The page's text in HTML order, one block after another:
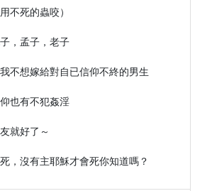
不死的蟲咬）
，孟子，老子
不想嫁給對自已信仰不終的男生
也有不犯姦淫
就好了～